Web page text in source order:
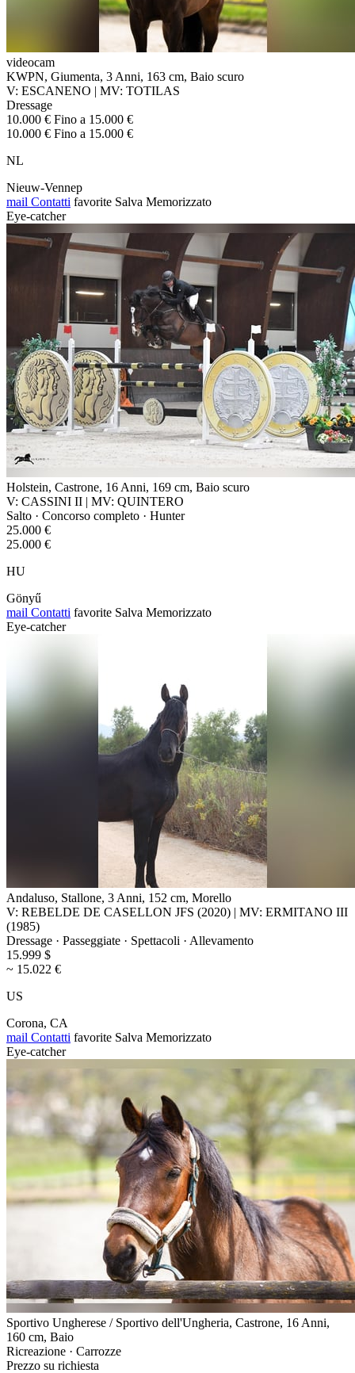
videocam
KWPN, Giumenta, 3 Anni, 163 cm, Baio scuro
V: ESCANENO | MV: TOTILAS
Dressage
10.000 € Fino a 15.000 €
10.000 € Fino a 15.000 €
NL
Nieuw-Vennep
mail Contatti favorite Salva Memorizzato
Eye-catcher
Holstein, Castrone, 16 Anni, 169 cm, Baio scuro
V: CASSINI II | MV: QUINTERO
Salto · Concorso completo · Hunter
25.000 €
25.000 €
HU
Gönyű
mail Contatti favorite Salva Memorizzato
Eye-catcher
Andaluso, Stallone, 3 Anni, 152 cm, Morello
V: REBELDE DE CASELLON JFS (2020) | MV: ERMITANO III
(1985)
Dressage · Passeggiate · Spettacoli · Allevamento
15.999 $
~ 15.022 €
US
Corona, CA
mail Contatti favorite Salva Memorizzato
Eye-catcher
Sportivo Ungherese / Sportivo dell'Ungheria, Castrone, 16 Anni,
160 cm, Baio
Ricreazione · Carrozze
Prezzo su richiesta